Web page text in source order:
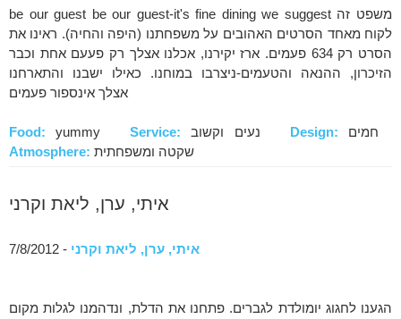
be our guest be our guest-it's fine dining we suggest משפט זה
לקוח מאחד הסרטים האהובים על משפחתנו (היפה והחיה). ראינו את
הסרט רק 634 פעמים. ארז יקירנו, אכלנו אצלך רק פעעם אחת וכבר
הזיכרון, ההנאה והטעמים-ניצרבו במוחנו. כאילו ישבנו והתארחנו
אצלך אינספור פעמים
Food: yummyService: Design:
Atmosphere: שקטה ומשפחתית
איתי, ערן, ליאת וקרני
איתי, ערן, ליאת וקרני - 7/8/2012
הגענו לחגוג יומולדת לגברים. פתחנו את הדלת, ונדהמנו לגלות מקום